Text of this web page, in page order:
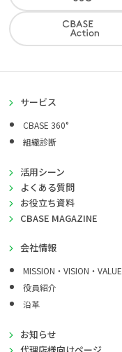
サービス
CBASE 360°
組織診断
活用シーン
よくある質問
お役立ち資料
CBASE MAGAZINE
会社情報
MISSION・VISION・VALUE
役員紹介
沿革
お知らせ